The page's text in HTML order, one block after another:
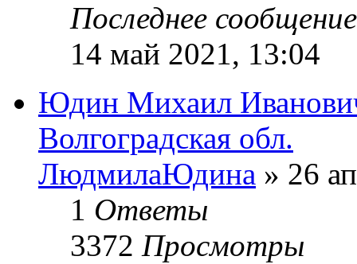
Последнее
14 май 2021, 13:04
Юдин Михаил
Волгоградская обл.
ЛюдмилаЮдина » 26
1 Ответы
3372 Просмотры